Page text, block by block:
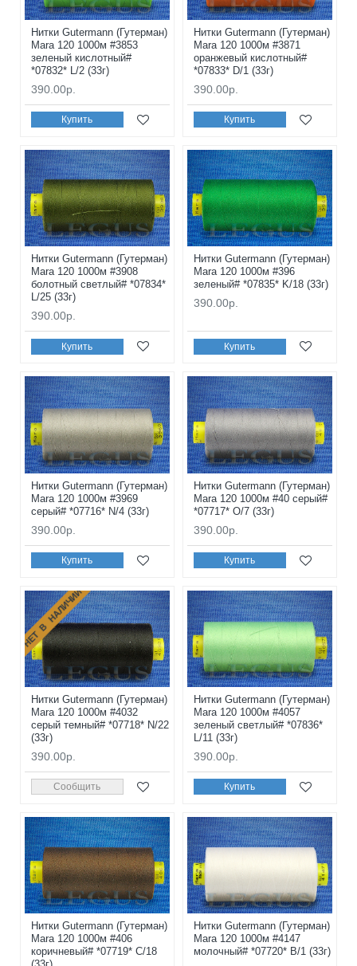
Нитки Gutermann (Гутерман)
Mara 120 1000м #3853
зеленый кислотный#
*07832* L/2 (33г)
390.00р.
Купить
Нитки Gutermann (Гутерман)
Mara 120 1000м #3871
оранжевый кислотный#
*07833* D/1 (33г)
390.00р.
Купить
Нитки Gutermann (Гутерман)
Mara 120 1000м #3908
болотный светлый# *07834*
L/25 (33г)
390.00р.
Купить
Нитки Gutermann (Гутерман)
Mara 120 1000м #396
зеленый# *07835* K/18 (33г)
390.00р.
Купить
Нитки Gutermann (Гутерман)
Mara 120 1000м #3969
серый# *07716* N/4 (33г)
390.00р.
Купить
Нитки Gutermann (Гутерман)
Mara 120 1000м #40 серый#
*07717* O/7 (33г)
390.00р.
Купить
НЕТ В НАЛИЧИИ
Нитки Gutermann (Гутерман)
Mara 120 1000м #4032
серый темный# *07718* N/22
(33г)
390.00р.
Сообщить
Нитки Gutermann (Гутерман)
Mara 120 1000м #4057
зеленый светлый# *07836*
L/11 (33г)
390.00р.
Купить
Нитки Gutermann (Гутерман)
Mara 120 1000м #406
коричневый# *07719* C/18
Нитки Gutermann (Гутерман)
Mara 120 1000м #4147
молочный# *07720* B/1 (33г)